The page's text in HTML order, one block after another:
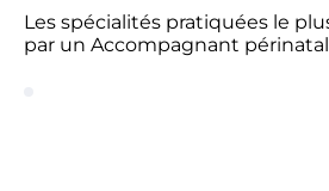
Les spécialités pratiquées le
par un Accompagnant